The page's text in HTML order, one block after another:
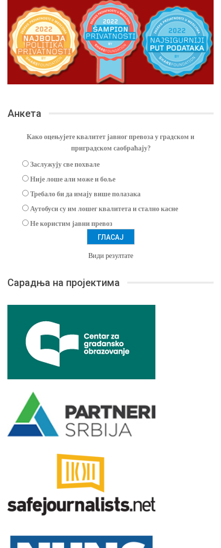
Анкета
Како оцењујете квалитет јавног превоза у градском и
приградском саобраћају?
Заслужују све похвале
Није лоше али може и боље
Требало би да имају више полазака
Аутобуси су им лошег квалитета и стално касне
Не користим јавни превоз
Види резултате
Сарадња на пројектима